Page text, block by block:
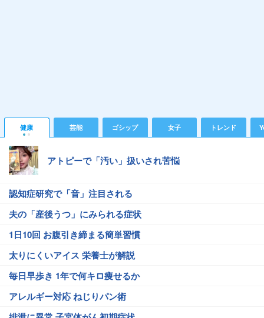
健康 芸能 ゴシップ 女子 トレンド
アトピーで「汚い」扱いされ苦悩
認知症研究で「音」注目される
夫の「産後うつ」にみられる症状
1日10回 お腹引き締まる簡単習慣
太りにくいアイス 栄養士が解説
毎日早歩き 1年で何キロ痩せるか
アレルギー対応 ねじりパン術